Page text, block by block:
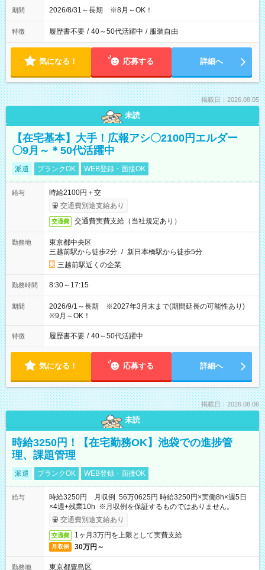
期間 2026/8/31～長期 ※8月～OK！
特徴 履歴書不要 / 40～50代活躍中 / 服装自由
気になる！ 応募する 詳細へ
掲載日：2026.08.05
未読
【在宅基本】大手！広報アシ〇2100円エルダー
〇9月～＊50代活躍中
派遣 ブランクOK WEB登録・面接OK
給与
時給2100円＋交
交通費別途支給あり
交通費 交通費実費支給（当社規定あり）
勤務地
東京都中央区
三越前駅から徒歩2分 / 新日本橋駅から徒歩5分
三越前駅近くの企業
勤務時間 8:30～17:15
期間
2026/9/1～長期 ※2027年3月末まで(期間延長の可能性あり)
※9月～OK！
特徴 履歴書不要 / 40～50代活躍中
気になる！ 応募する 詳細へ
掲載日：2026.08.06
未読
時給3250円！【在宅勤務OK】池袋での進捗管
理、課題管理
派遣 ブランクOK WEB登録・面接OK
給与
時給3250円 月収例 56万0625円 時給3250円×実働8h×週5日
×4週+残業10h ※月収例を保証するものではありません。
交通費別途支給あり
交通費 1ヶ月3万円を上限として実費支給
月収例 30万円～
勤務地
東京都豊島区